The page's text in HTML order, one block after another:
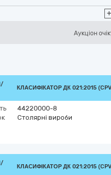
+
Аукціон
КЛАСИФІКАТОР ДК 021:2015
44220000-8
Столярні вироби
КЛАСИФІКАТОР ДК 021:2015